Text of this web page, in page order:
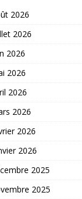
2026
2026
2026
2026
2026
2026
2026
2026
2025
2025